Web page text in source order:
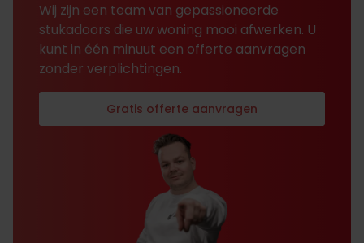
Wij zijn een team van gepassioneerde
stukadoors die uw woning mooi afwerken. U
kunt in één minuut een offerte aanvragen
zonder verplichtingen.
Gratis offerte aanvragen